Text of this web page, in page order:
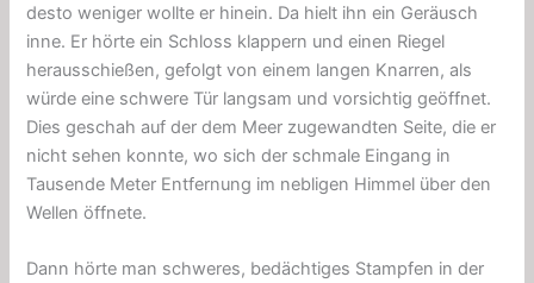
desto weniger wollte er hinein. Da hielt ihn ein Geräusch
inne. Er hörte ein Schloss klappern und einen Riegel
herausschießen, gefolgt von einem langen Knarren, als
würde eine schwere Tür langsam und vorsichtig geöffnet.
Dies geschah auf der dem Meer zugewandten Seite, die er
nicht sehen konnte, wo sich der schmale Eingang in
Tausende Meter Entfernung im nebligen Himmel über den
Wellen öffnete.
Dann hörte man schweres, bedächtiges Stampfen in der